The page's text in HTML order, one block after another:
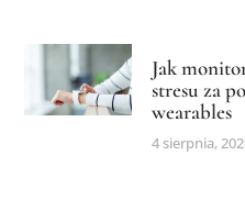
Jak
stresu za
wearables
4 sierpnia,